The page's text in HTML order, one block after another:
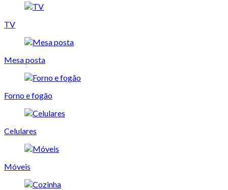
TV
Mesa posta
Forno e fogão
Celulares
Móveis